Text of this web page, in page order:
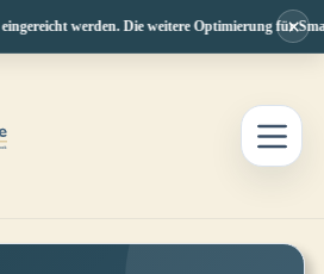
werden. Die weitere Optimierung für×